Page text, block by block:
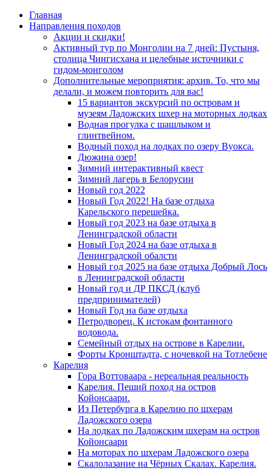
Главная
Направления походов
Акции и скидки!
Активный тур по Монголии на 7 дней: Пустыня,
столица Чингисхана и целебные источники с
гидом-монголом
Дополнительные мероприятия: архив. То, что мы
делали, и можем повторить для вас!
15 вариантов экскурсий по островам и
музеям Ладожских шхер на моторных лодках
Водная прогулка с шашлыком и
глинтвейном.
Водный поход на лодках по озеру Вуокса.
Дюжина озер!
Зимний интерактивный квест
Зимний лагерь в Белорусии
Новый год 2022
Новый Год 2022! На базе отдыха
Карельского перешейка.
Новый год 2023 на базе отдыха в
Ленинградской области
Новый Год 2024 на базе отдыха в
Ленинградской обалсти
Новый год 2025 на базе отдыха Добрый Лось
в Ленинградской области
Новый год и ДР ПКСД (клуб
предпринимателей)
Новый Год на базе отдыха
Петродворец. К истокам фонтанного
водовода.
Семейный отдых на острове в Карелии.
Форты Кронштадта, с ночевкой на Тотлебене
Карелия
Гора Воттоваара - нереальная реальность
Карелия. Пеший поход на остров
Койонсаари.
Из Петербурга в Карелию по шхерам
Ладожского озера
На лодках по Ладожским шхерам на остров
Койонсаари
На моторах по шхерам Ладожского озера
Скалолазание на Чёрных Скалах. Карелия.